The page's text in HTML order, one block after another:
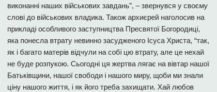
виконанні наших військових завдань”, – звернувся у своєму
слові до військових владика. Також архиєрей наголосив на
прикладі особливого заступництва Пресвятої Богородиці,
яка понесла втрату невинно засудженого Ісуса Христа, “так,
як і багато матерів відчули на собі цю втрату, але це нехай
не буде розпукою. Сьогодні ця жертва лягає на вівтар нашої
Батьківщини, нашої свободи і нашого миру, щоби ми знали
ціну нашого життя, і як його треба захищати. Хай любов